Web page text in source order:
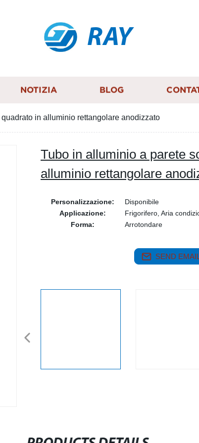
RAY
NOTIZIA BLOG
in alluminio rettangolare anodizzato
Tubo in alluminio a parete
alluminio rettangolare
Personalizzazione:
Disponibile
Applicazione:
Frigorifero, Aria
Forma:
Arrotondare
SEND